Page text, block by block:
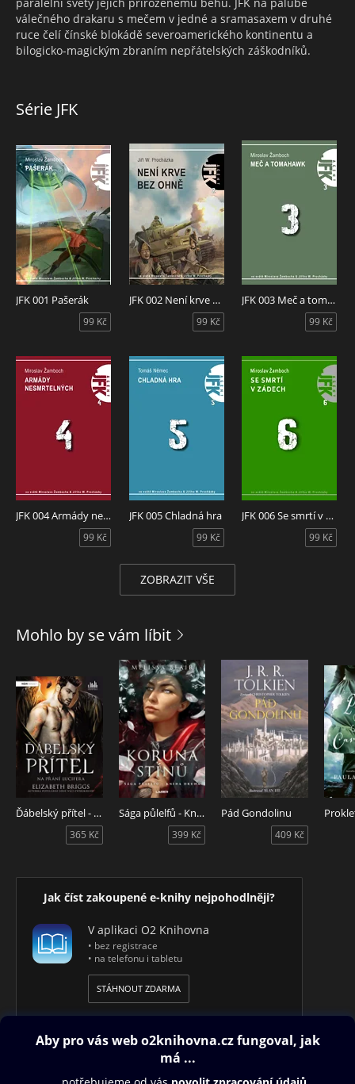
válečného drakaru s mečem v jedné a sramasaxem v druhé
ruce čelí čínské blokádě severoamerického kontinentu a
bilogicko-magickým zbraním nepřátelských záškodníků.
Série JFK
JFK 001 Pašerák
99 Kč
JFK 002 Není krve bez ohně
99 Kč
JFK 003 Meč a tomahavk
99 Kč
JFK 004 Armády nesmrtelných
99 Kč
JFK 005 Chladná hra
99 Kč
JFK 006 Se smrtí v zádech
99 Kč
ZOBRAZIT VŠE
Mohlo by se vám líbit
Ďábelský přítel - Na přání Lucifera
365 Kč
Sága půlelfů - Kniha druhá: Koruna stínů
399 Kč
Pád Gondolinu
409 Kč
Jak číst zakoupené e-knihy nejpohodlněji?
V aplikaci O2 Knihovna
• bez registrace
• na telefonu i tabletu
STÁHNOUT ZDARMA